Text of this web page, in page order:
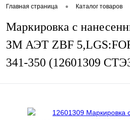
Главная страница • Каталог товаров
Маркировка с
ЗМ АЭТ ZBF
341-350 (12601309